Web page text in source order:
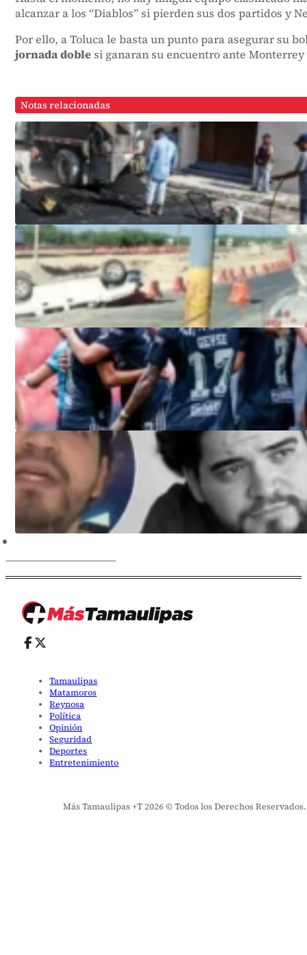
alcanzar a los “Diablos” si pierden sus dos partidos y
Por ello, a Toluca le basta un punto para asegurar su
jornada doblesi ganaran su encuentro ante
Notas relacionadas
Tamaulipas
Matamoros
Reynosa
Política
Opinión
Seguridad
Deportes
Entretenimiento
Más Tamaulipas +T 2026 © Todos los Derechos